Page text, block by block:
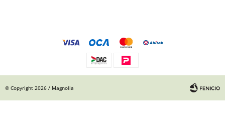
© Copyright 2026 / Magnolia